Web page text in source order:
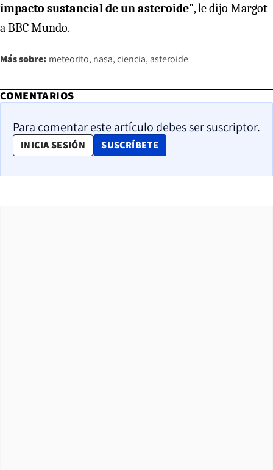
impacto sustancial de un asteroide", le dijo Margot
a BBC Mundo.
Más sobre: meteorito nasa ciencia asteroide
COMENTARIOS
Para comentar este artículo debes ser suscriptor.
INICIA SESIÓN SUSCRÍBETE
OPENS IN NEW WINDOW